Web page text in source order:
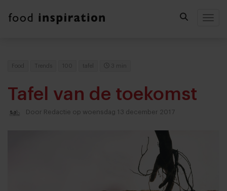
Food Trends 100 tafel 3 min
Tafel van de toekomst
Door Redactie op woensdag 13 december 2017